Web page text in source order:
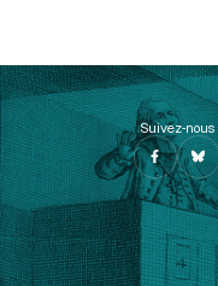
Suivez-nous